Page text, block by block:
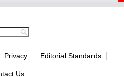
Privacy Editorial Standards
Us